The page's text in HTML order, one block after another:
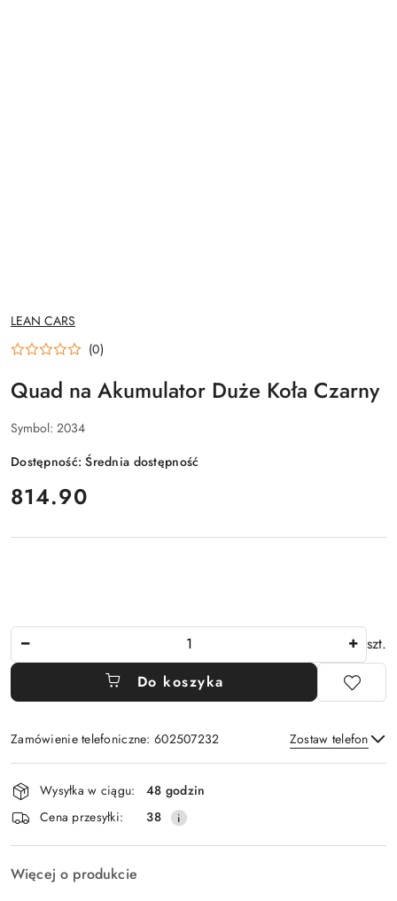
NAZWA
PRODUCENTA:
LEAN CARS
(0)
Quad na Akumulator Duże Koła Czarny
Symbol: 2034
Dostępność:Średnia dostępność
cena:
814.90
szt.
Do koszyka
Zamówienie telefoniczne: 602507232 Zostaw telefon
Wyślij
Dostępność
i
dostawa
Wysyłka w ciągu:
48 godzin
Cena przesyłki:
38
Więcej o produkcie